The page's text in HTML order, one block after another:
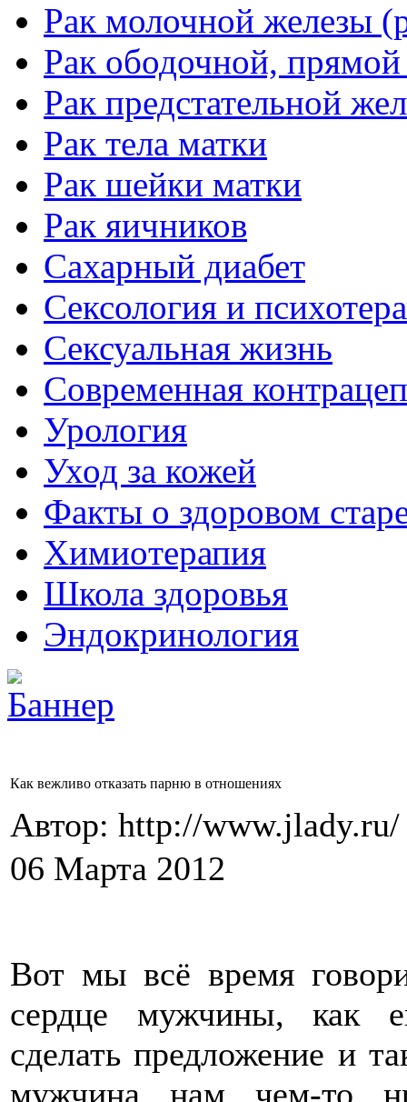
Рак молочной железы
Рак ободочной,
Рак предстательной
Рак тела матки
Рак шейки матки
Рак яичников
Сахарный диабет
Сексология и
Сексуальная жизнь
Современная
Урология
Уход за кожей
Факты о здоровом
Химиoтерапия
Школа здоровья
Эндокринология
Как вежливо отказать парню в отношениях
Автор: http://
06 Марта 2012
Вот мы всё время
сердце мужчины, как
сделать предложение и
мужчина нам чем-то